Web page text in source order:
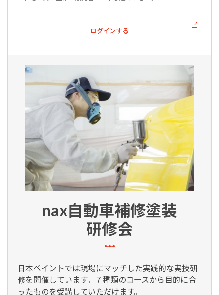
ログインする
nax自動車補修塗装
研修会
日本ペイントでは現場にマッチした実践的な実技研
修を開催しています。７種類のコースから目的に合
ったものを受講していただけます。